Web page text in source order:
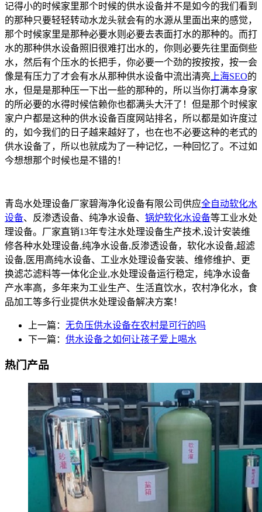
记得小的时候家里那个时候的供水设备并不是如今的我们看到
的那种只要轻轻转动水龙头就会有的水源从里面出来的感觉，
那个时候家里是那种必要水则必要去表面打水的那种的。而打
水的那种供水设备照旧很难打出水的，你则必要先往里面倒些
水，然后有个压水的长把手，你必要一个劲的按按按，按一会
像是有压力了才会有水从那种供水设备中流出清亮 上海SEO的
水，但是是那种压一下出一些的那种的，所以当你打满本身家
的所必要的水得时候信赖你也都满头大汗了！但是那个时候家
家户户都是这种的供水设备百度网站排名，所以都是如许度过
的，如今我们的日子越来越好了，也在也不必要这种的老式的
供水设备了，所以也就成为了一种记忆，一种回忆了。不过如
今想想那个时候也是不错的！
青岛水处理设备厂家碧海净化设备有限公司供应全自动软化水
设备、反渗透设备、纯净水设备、 锅炉软化水设备等工业水处
理设备。厂家直销13年专注水处理设备生产技术,设计安装维
修各种水处理设备,纯净水设备,反渗透设备，软化水设备,超滤
设备,医用高纯水设备、工业水处理设备安装、维修维护、更
换滤芯滤料等一体化企业,水处理设备运行稳定，纯净水设备
产水率高，多年来为工业生产、生活直饮水，农村净化水，食
品加工等多行业提供水处理设备解决方案！
上一篇： 无负压供水设备在农村是可行的吗
下一篇： 供水设备之如何让孩子爱上喝水
热门产品